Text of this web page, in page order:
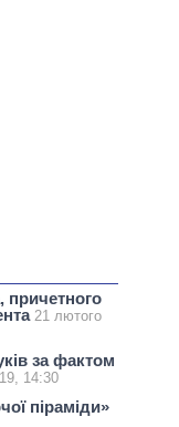
причетного
21 лютого
за фактом
14:30
піраміди»